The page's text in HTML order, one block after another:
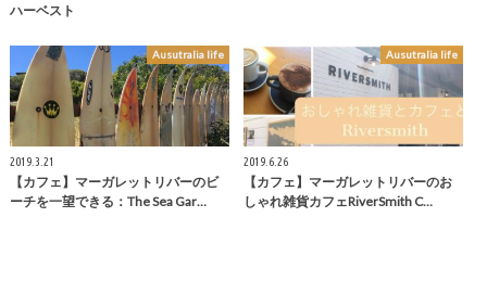
ハーベスト
Ausutralia life
2019.3.21
【カフェ】マーガレットリバーのビ
ーチを一望できる：The Sea Gar…
Ausutralia life
2019.6.26
【カフェ】マーガレットリバーのお
しゃれ雑貨カフェRiverSmith C…